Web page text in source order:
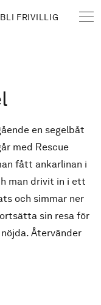
BLI FRIVILLIG
en segelbåt
med Rescue
fått ankarlinan i
man drivit in i ett
och simmar ner
sin resa för
Återvänder